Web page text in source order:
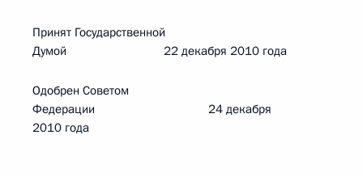
Принят Государственной
Думой 22 декабря 2010 года
Одобрен Советом
Федерации 24 декабря
2010 года